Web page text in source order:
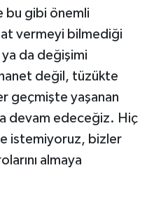
bu gibi önemli
vermeyi bilmediği
da değişimi
değil, tüzükte
geçmişte yaşanan
devam edeceğiz. Hiç
istemiyoruz, bizler
almaya